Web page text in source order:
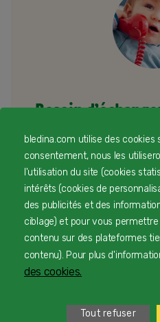
Besoin
Une équipe d’experts en
pour vous 24/
1Service et appel gratuits
bledina.com utilise des
consentement, nous les
l'utilisation du site (cookies
intérêts (cookies de
des publicités et des
ciblage) et pour vous
contenu sur des plateformes
contenu). Pour plus
des cookies.
Tout refuser